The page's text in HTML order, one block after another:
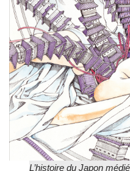
L’histoire du Japon